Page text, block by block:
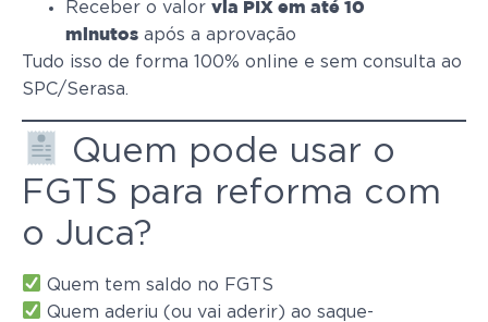
Receber o valor via PIX em até 10
minutos após a aprovação
Tudo isso de forma 100% online e sem consulta ao
SPC/Serasa.
Quem pode usar o
FGTS para reforma com
o Juca?
Quem tem saldo no FGTS
Quem aderiu (ou vai aderir) ao saque-